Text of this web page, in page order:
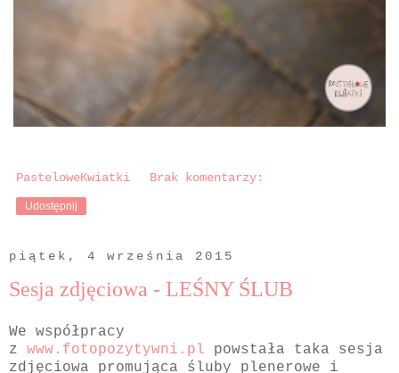
PasteloweKwiatki Brak komentarzy:
Udostępnij
piątek, 4 września 2015
Sesja zdjęciowa - LEŚNY ŚLUB
We współpracy
z www.fotopozytywni.pl powstała taka sesja
zdjęciowa promująca śluby plenerowe i